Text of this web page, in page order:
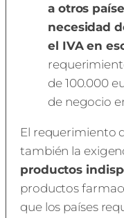
a otros
necesidad
el IVA en
de 100.000
de negocio
El requerimiento
también la
productos
productos
que los países